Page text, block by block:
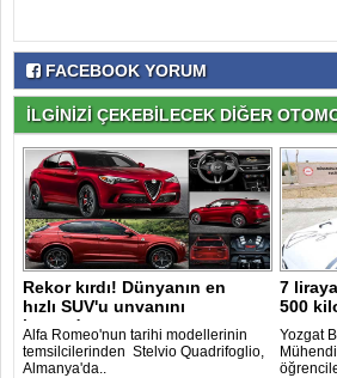
FACEBOOK YORUM
İLGİNİZİ ÇEKEBİLECEK DİĞER
Rekor kırdı! Dünyanın en
hızlı SUV'u unvanını
kazandı..
Alfa Romeo'nun tarihi modellerinin
temsilcilerinden Stelvio Quadrifoglio,
Almanya'da..
7
500
Yozgat